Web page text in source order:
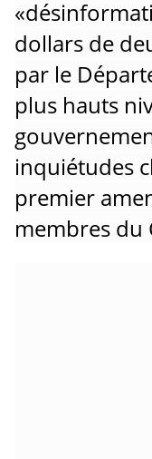
dollars de
par le
plus hauts
inquiétudes
premier
membres du